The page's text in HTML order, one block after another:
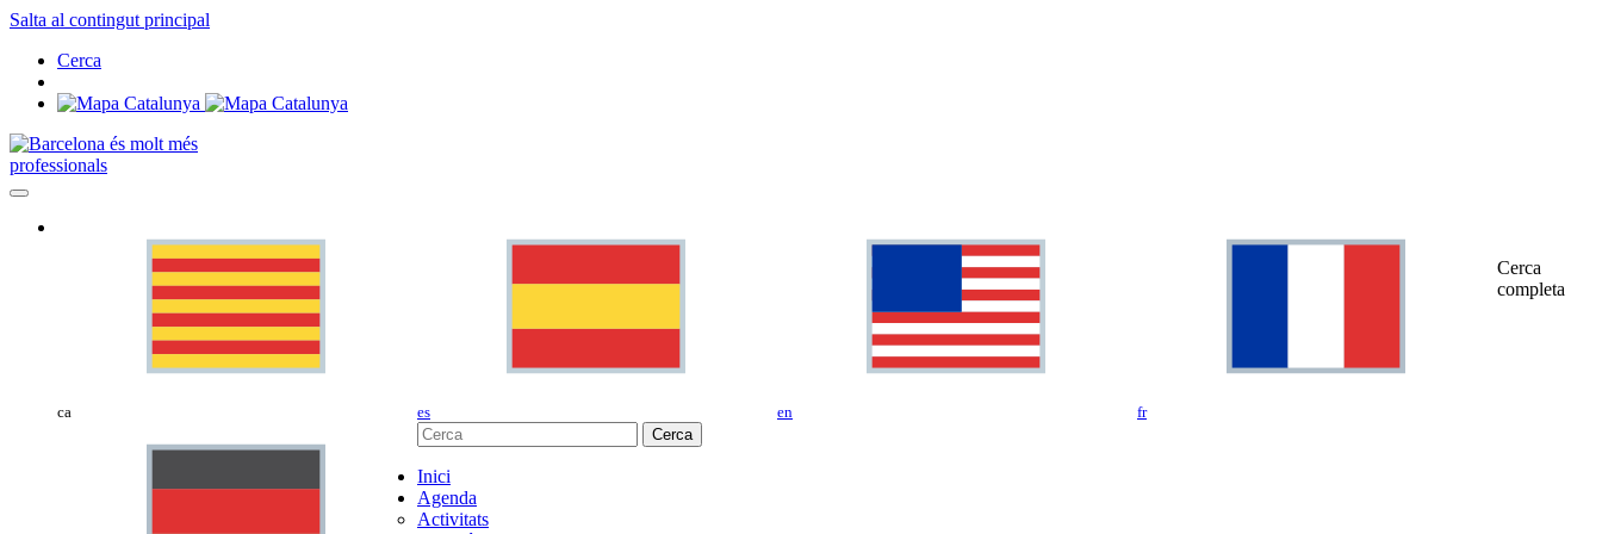
Salta al contingut principal
Cerca
professionals
ca es en fr
Cerca
completa
Cerca
Inici
Agenda
Activitats